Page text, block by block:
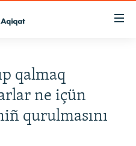
qalmaq
ne içün
qurulmasını